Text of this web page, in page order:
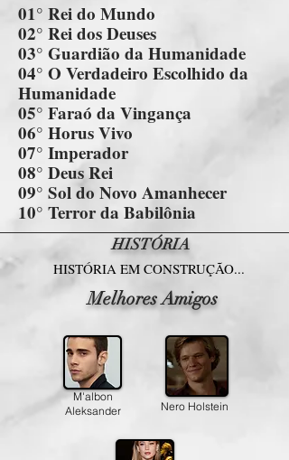
01° Rei do Mundo
02° Rei dos Deuses
03° Guardião da Humanidade
04° O Verdadeiro Escolhido da
Humanidade
05° Faraó da Vingança
06° Horus Vivo
07° Imperador
08° Deus Rei
09° Sol do Novo Amanhecer
10° Terror da Babilônia
HISTÓRIA
HISTÓRIA EM CONSTRUÇÃO...
Melhores Amigos
M'albon
Aleksander
Nero Holstein